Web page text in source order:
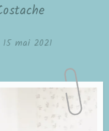
15 mai 2021